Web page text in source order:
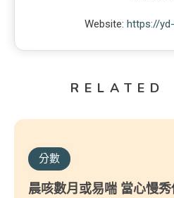
Website: https://
RELATED
分數
晨咳數月或易喘 當心慢